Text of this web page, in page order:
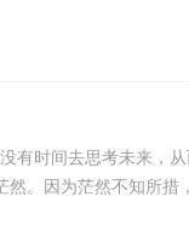
有时间去思考未来，
。因为茫然不知所措